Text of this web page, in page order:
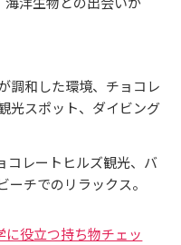
調和した環境、チョコレ
光スポット、ダイビング
コレートヒルズ観光、バ
ーチでのリラックス。
に役立つ持ち物チェッ